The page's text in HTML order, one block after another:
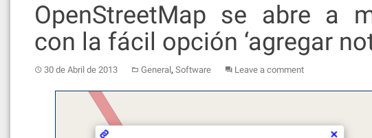
OpenStreetMap se abre a
con la fácil opción ‘agregar
30 de Abril de 2013 General, Software Leave a comment